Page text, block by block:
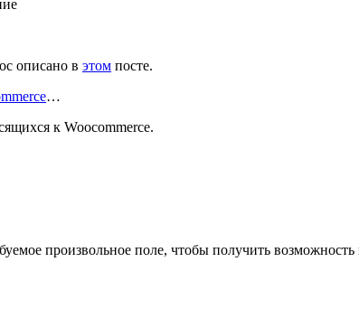
описано в этом посте.
…
к Wooсommerce.
произвольное поле, чтобы получить